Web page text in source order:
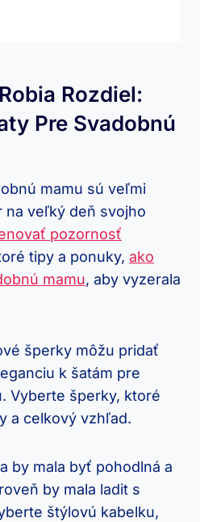
Rozdiel:
Pre Svadobnú
mamu sú veľmi
na veľký deň svojho
pozornosť
tipy a ponuky, ako
mamu, aby vyzerala
šperky môžu pridať
k šatám pre
Vyberte šperky, ktoré
a celkový vzhľad.
by mala byť pohodlná a
by mala ladit s
štýlovú kabelku,